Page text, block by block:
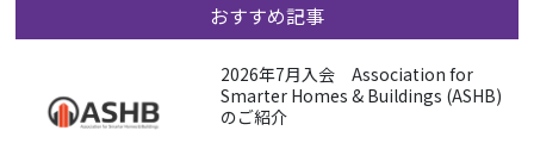
おすすめ記事
2026年7月入会 Association for
Smarter Homes & Buildings (ASHB)
のご紹介